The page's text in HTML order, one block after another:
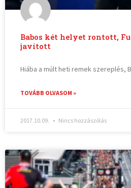
Babos két helyet rontott,
javított
Hiába a múlt heti remek szereplés,
TOVÁBB OLVASOM »
2017.10.09. Nincs hozzászólás